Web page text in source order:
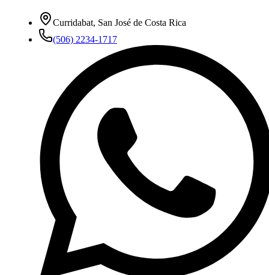
Curridabat, San José de Costa Rica
(506) 2234-1717